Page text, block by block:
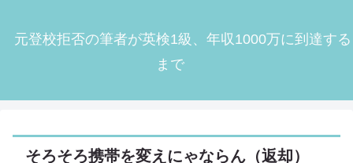
元登校拒否の筆者が英検1級、年収1000万に到達する
まで
そろそろ携帯を変えにゃならん（返却）